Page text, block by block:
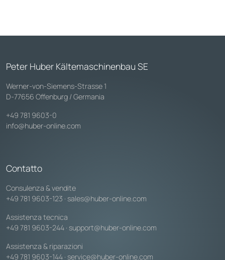
Peter Huber Kältemaschinenbau SE
Werner-von-Siemens-Strasse 1
D-77656 Offenburg / Germania
+49 781 9603-0
info@huber-online.com
Contatto
Consulenza & vendite
+49 781 9603-123 · sales@huber-online.com
Assistenza tecnica
+49 781 9603-244 · support@huber-online.com
Assistenza & riparazioni
+49 781 9603-144 · service@huber-online.com